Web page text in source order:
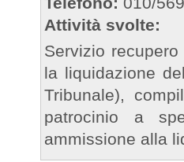
Attività svolte:
Servizio
la liquidazione
Tribunale),
patrocinio a
ammissione alla